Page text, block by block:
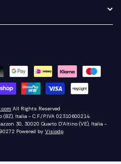
All Rights Reserved
Italia - C.F./P.IVA 02310600214
30, 30020 Quarto D'Altino (VE), Italia -
Powered by Visiodp.